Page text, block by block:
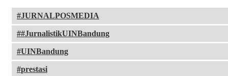
JURNALPOSMEDIA
#JurnalistikUINBandung
UINBandung
prestasi